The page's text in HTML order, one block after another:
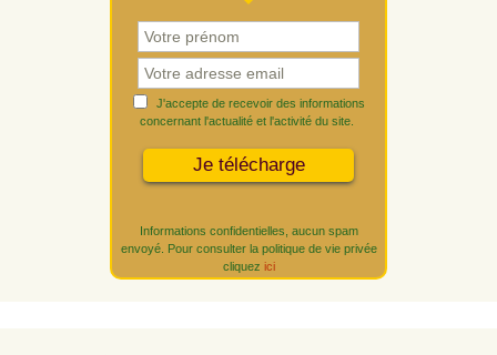
J'accepte de recevoir des informations
concernant l'actualité et l'activité du site.
Informations confidentielles, aucun spam
envoyé. Pour consulter la politique de vie privée
cliquez ici